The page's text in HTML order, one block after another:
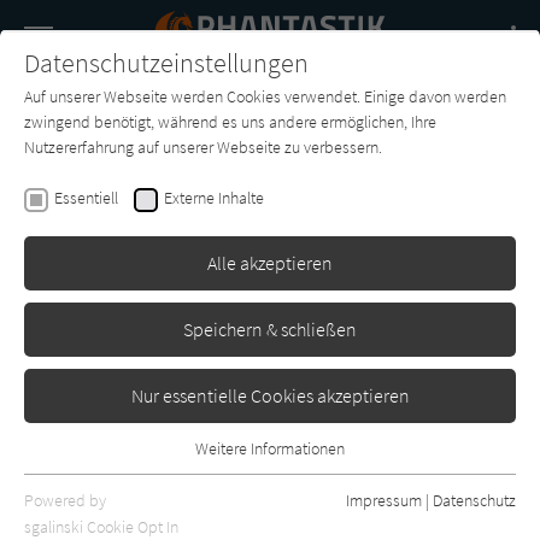
SUCHE
Buch-
Entdecker
Forum Charts
Peter David
Star Trek: New Frontier 8 -
Excalibur: Renaissance
Cross Cult
Datenschutzeinstellungen
Auf unserer Webseite werden Cookies verwendet. Einige davon werden
zwingend benötigt, während es uns andere ermöglichen, Ihre
Nutzererfahrung auf unserer Webseite zu verbessern.
Essentiell Externe Inhalte
Alle akzeptieren
Speichern & schließen
Nur essentielle Cookies akzeptieren
Essentielle Cookies werden für grundlegende Funktionen der
Webseite benötigt. Dadurch ist gewährleistet, dass die Webseite
Weitere Informationen
Powered by
sgalinski Cookie Opt In
Impressum | Datenschutz